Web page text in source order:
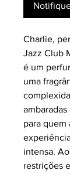
Charlie,
Jazz Club
é um
uma
para quem
intensa.
restrições